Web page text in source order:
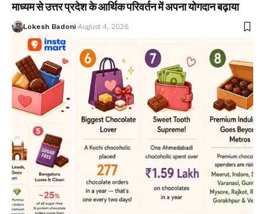
माध्यम से उत्तर प्रदेश के आर्थिक परिवर्तन में अपना योगदान बढ़ाया
Lokesh Badoni August 4, 2026